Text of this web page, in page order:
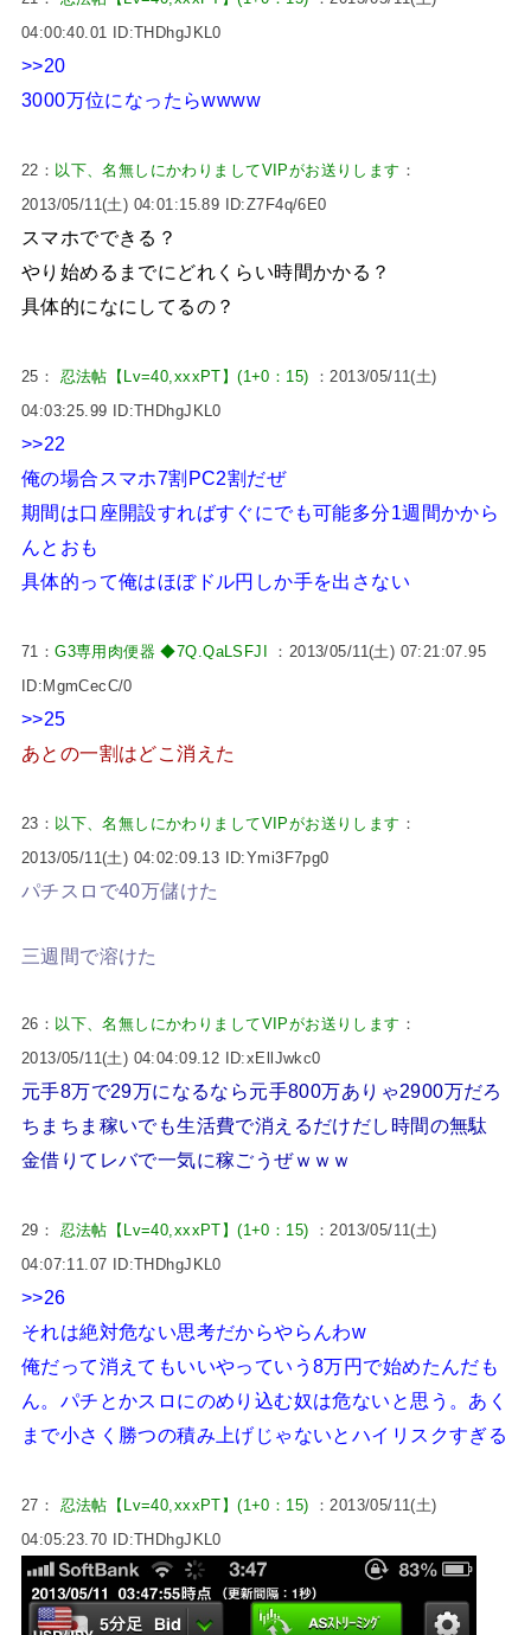
04:00:40.01 ID:THDhgJKL0
>>20
3000万位になったらwwww
22： 以下、名無しにかわりましてVIPがお送りします ：
2013/05/11(土) 04:01:15.89 ID:Z7F4q/6E0
スマホでできる？
やり始めるまでにどれくらい時間かかる？
具体的になにしてるの？
25： 忍法帖【Lv=40,xxxPT】(1+0：15)
：2013/05/11(土)
04:03:25.99 ID:THDhgJKL0
>>22
俺の場合スマホ7割PC2割だぜ
期間は口座開設すればすぐにでも可能多分1週間かから
んとおも
具体的って俺はほぼドル円しか手を出さない
71：G3専用肉便器 ◆7Q.QaLSFJI
：2013/05/11(土) 07:21:07.95
ID:MgmCecC/0
>>25
あとの一割はどこ消えた
23： 以下、名無しにかわりましてVIPがお送りします ：
2013/05/11(土) 04:02:09.13 ID:Ymi3F7pg0
パチスロで40万儲けた
三週間で溶けた
26： 以下、名無しにかわりましてVIPがお送りします ：
2013/05/11(土) 04:04:09.12 ID:xEllJwkc0
元手8万で29万になるなら元手800万ありゃ2900万だろ
ちまちま稼いでも生活費で消えるだけだし時間の無駄
金借りてレバで一気に稼ごうぜｗｗｗ
29： 忍法帖【Lv=40,xxxPT】(1+0：15)
：2013/05/11(土)
04:07:11.07 ID:THDhgJKL0
>>26
それは絶対危ない思考だからやらんわw
俺だって消えてもいいやっていう8万円で始めたんだも
ん。パチとかスロにのめり込む奴は危ないと思う。あく
まで小さく勝つの積み上げじゃないとハイリスクすぎる
27： 忍法帖【Lv=40,xxxPT】(1+0：15)
：2013/05/11(土)
04:05:23.70 ID:THDhgJKL0